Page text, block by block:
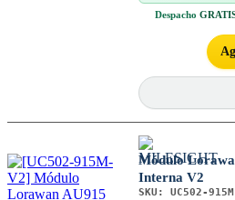
Despacho
Módulo
Interna V2
SKU: UC502-